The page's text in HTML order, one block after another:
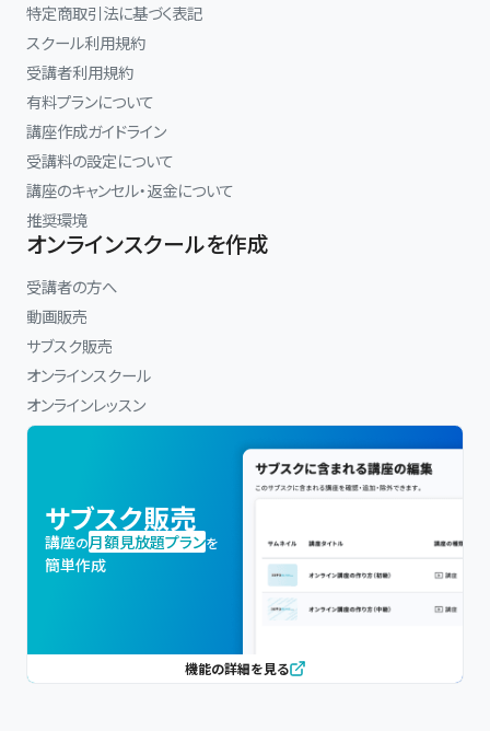
特定商取引法に基づく表記
スクール利用規約
受講者利用規約
有料プランについて
講座作成ガイドライン
受講料の設定について
講座のキャンセル・返金について
推奨環境
オンラインスクールを作成
受講者の方へ
動画販売
サブスク販売
オンラインスクール
オンラインレッスン
サブスク販売
講座の月額見放題プランを
簡単作成
機能の詳細を見る